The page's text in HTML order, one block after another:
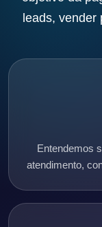
leads, vender
Entendemos
atendimento,